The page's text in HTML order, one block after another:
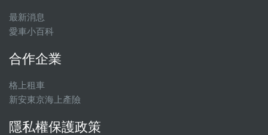
最新消息
愛車小百科
合作企業
格上租車
新安東京海上產險
隱私權保護政策